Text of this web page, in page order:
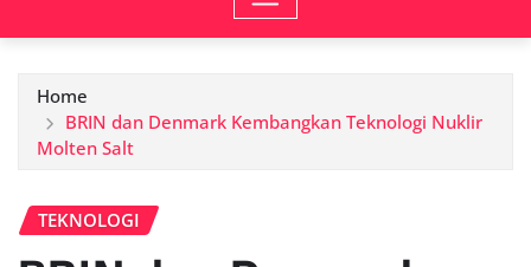
Home
BRIN dan Denmark Kembangkan Teknologi Nuklir
Molten Salt
TEKNOLOGI